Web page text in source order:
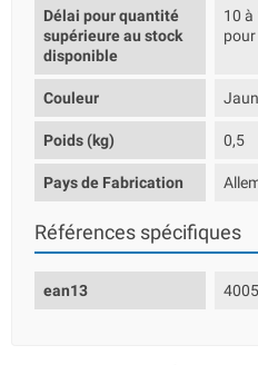
Délai pour quantité
supérieure au stock
disponible
10 à
Couleur
Poids (kg) 0,5
Pays de Fabrication
Références spécifiques
ean13